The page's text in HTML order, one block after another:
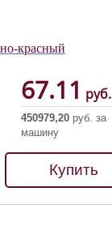
красный
67.11 руб.
450979,20 руб. за
машину
Купить